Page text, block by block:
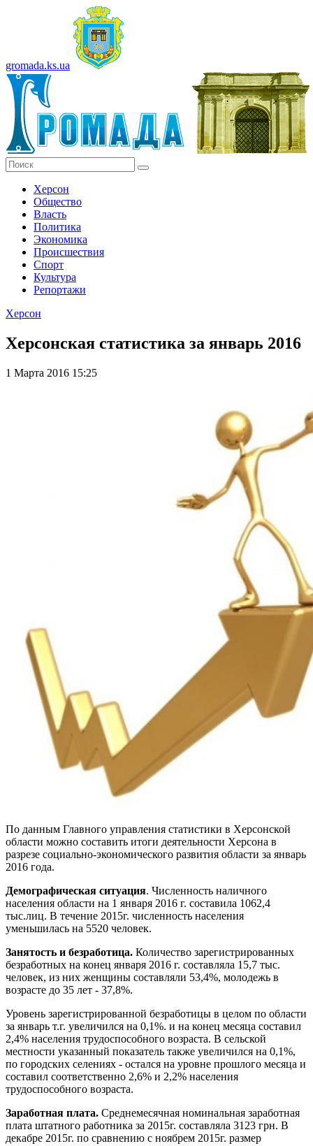
gromada.ks.ua
Херсон
Общество
Власть
Политика
Экономика
Происшествия
Спорт
Культура
Репортажи
Херсон
Херсонская статистика за январь 2016
1 Марта 2016 15:25
По данным Главного управления статистики в Херсонской
области можно составить итоги деятельности Херсона в
разрезе социально-экономического развития области за январь
2016 года.
Демографическая ситуация. Численность наличного
населения области на 1 января 2016 г. составила 1062,4
тыс.лиц. В течение 2015г. численность населения
уменьшилась на 5520 человек.
Занятость и безработица. Количество зарегистрированных
безработных на конец января 2016 г. составляла 15,7 тыс.
человек, из них женщины составляли 53,4%, молодежь в
возрасте до 35 лет - 37,8%.
Уровень зарегистрированной безработицы в целом по области
за январь т.г. увеличился на 0,1%. и на конец месяца составил
2,4% населения трудоспособного возраста. В сельской
местности указанный показатель также увеличился на 0,1%,
по городских селениях - остался на уровне прошлого месяца и
составил соответственно 2,6% и 2,2% населения
трудоспособного возраста.
Заработная плата. Среднемесячная номинальная заработная
плата штатного работника за 2015г. составляла 3123 грн. В
декабре 2015г. по сравнению с ноябрем 2015г. размер